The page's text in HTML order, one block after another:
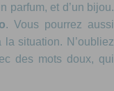
parfum, et d’un bijou.
. Vous pourrez aussi
la situation. N’oubliez
des mots doux, qui